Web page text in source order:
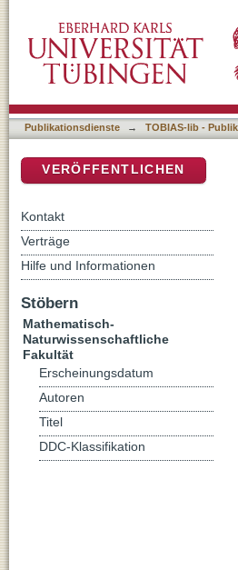
Publikationsdienste → TOBIAS-lib -
VERÖFFENTLICHEN
Kontakt
Verträge
Hilfe und Informationen
Stöbern
Mathematisch-
Naturwissenschaftliche
Fakultät
Erscheinungsdatum
Autoren
Titel
DDC-Klassifikation